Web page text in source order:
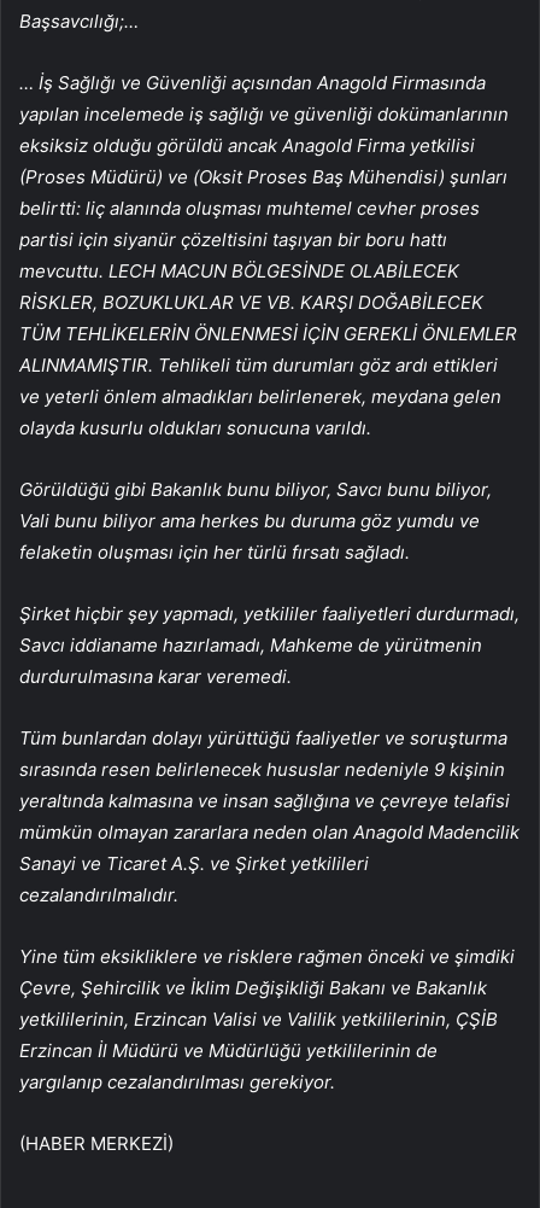
Başsavcılığı;…
… İş Sağlığı ve Güvenliği açısından Anagold Firmasında
yapılan incelemede iş sağlığı ve güvenliği dokümanlarının
eksiksiz olduğu görüldü ancak Anagold Firma yetkilisi
(Proses Müdürü) ve (Oksit Proses Baş Mühendisi) şunları
belirtti: liç alanında oluşması muhtemel cevher proses
partisi için siyanür çözeltisini taşıyan bir boru hattı
mevcuttu. LECH MACUN BÖLGESİNDE OLABİLECEK
RİSKLER, BOZUKLUKLAR VE VB. KARŞI DOĞABİLECEK
TÜM TEHLİKELERİN ÖNLENMESİ İÇİN GEREKLİ ÖNLEMLER
ALINMAMIŞTIR. Tehlikeli tüm durumları göz ardı ettikleri
ve yeterli önlem almadıkları belirlenerek, meydana gelen
olayda kusurlu oldukları sonucuna varıldı.
Görüldüğü gibi Bakanlık bunu biliyor, Savcı bunu biliyor,
Vali bunu biliyor ama herkes bu duruma göz yumdu ve
felaketin oluşması için her türlü fırsatı sağladı.
Şirket hiçbir şey yapmadı, yetkililer faaliyetleri durdurmadı,
Savcı iddianame hazırlamadı, Mahkeme de yürütmenin
durdurulmasına karar veremedi.
Tüm bunlardan dolayı yürüttüğü faaliyetler ve soruşturma
sırasında resen belirlenecek hususlar nedeniyle 9 kişinin
yeraltında kalmasına ve insan sağlığına ve çevreye telafisi
mümkün olmayan zararlara neden olan Anagold Madencilik
Sanayi ve Ticaret A.Ş. ve Şirket yetkilileri
cezalandırılmalıdır.
Yine tüm eksikliklere ve risklere rağmen önceki ve şimdiki
Çevre, Şehircilik ve İklim Değişikliği Bakanı ve Bakanlık
yetkililerinin, Erzincan Valisi ve Valilik yetkililerinin, ÇŞİB
Erzincan İl Müdürü ve Müdürlüğü yetkililerinin de
yargılanıp cezalandırılması gerekiyor.
(HABER MERKEZİ)